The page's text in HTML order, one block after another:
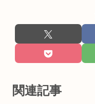
関連記事